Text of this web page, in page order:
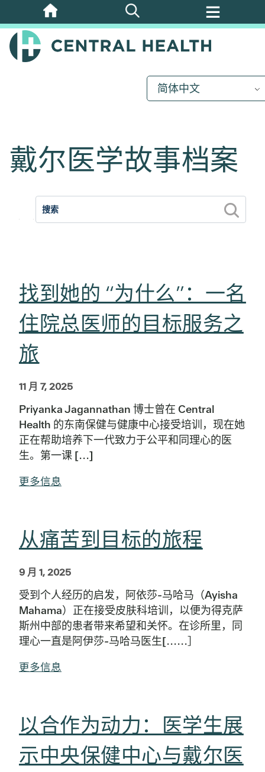
跳
至
主
简体中文
戴尔医学故事档案
2025
找到她的 “为什么”：一名
住院总医师的目标服务之
旅
11 月 7, 2025
Priyanka Jagannathan 博士曾在 Central
Health 的东南保健与健康中心接受培训，现在她
正在帮助培养下一代致力于公平和同理心的医
生。第一课 [...]
更多信息
从痛苦到目标的旅程
9 月 1, 2025
受到个人经历的启发，阿依莎-马哈马（Ayisha
Mahama）正在接受皮肤科培训，以便为得克萨
斯州中部的患者带来希望和关怀。在诊所里，同
理心一直是阿伊莎-马哈马医生[......］
更多信息
以合作为动力：医学生展
示中央保健中心与戴尔医